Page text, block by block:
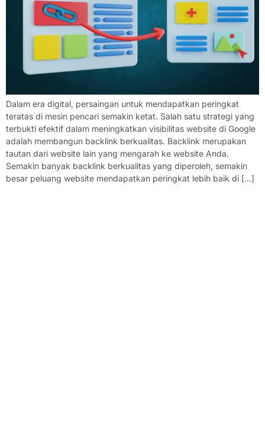
Dalam era digital, persaingan untuk mendapatkan peringkat
teratas di mesin pencari semakin ketat. Salah satu strategi yang
terbukti efektif dalam meningkatkan visibilitas website di Google
adalah membangun backlink berkualitas. Backlink merupakan
tautan dari website lain yang mengarah ke website Anda.
Semakin banyak backlink berkualitas yang diperoleh, semakin
besar peluang website mendapatkan peringkat lebih baik di […]